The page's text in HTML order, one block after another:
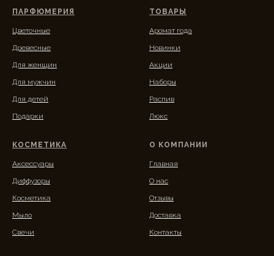
ПАРФЮМЕРИЯ
Цветочные
Древесные
Для женщин
Для мужчин
Для детей
Подарки
ТОВАРЫ
Аромат года
Новинки
Акции
Наборы
Распив
Люкс
КОСМЕТИКА
Аксессуары
Диффузоры
Косметика
Мыло
Свечи
О КОМПАНИИ
Главная
О нас
Отзывы
Доставка
Контакты